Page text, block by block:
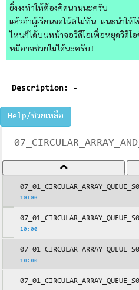
ยิ่งงงทำให้ต้องคิดนานนะครับ
แล้วถ้าผู้เรียนจดโน้ตไม่ทัน แนะนำให้
ไหนก็ได้บนหน้าจอวิดีโอเพื่อหยุดวิดีโ
หมีอาจช่วยไม่ได้นะครับ!
Description: -
Help/ช่วยเหลือ
10:00
10:00
10:00